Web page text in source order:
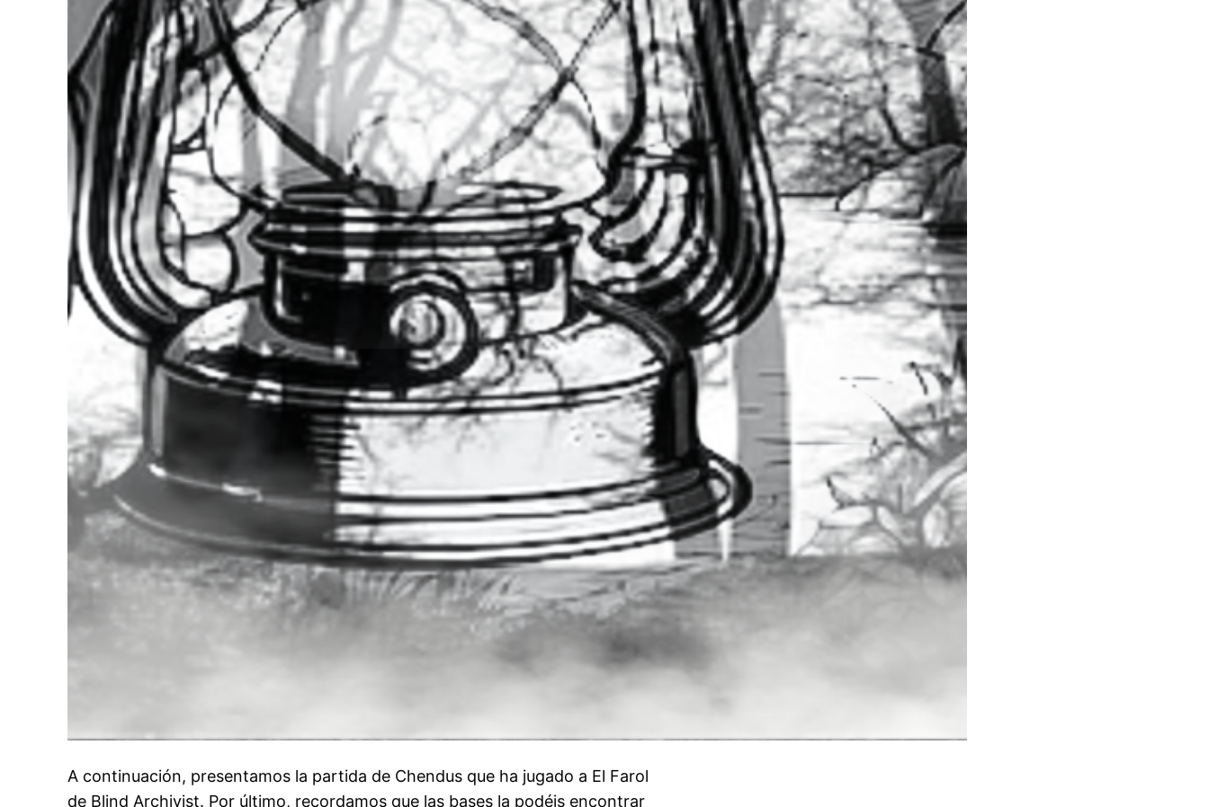
A continuación, presentamos la partida de Chendus que ha jugado a El Farol
de Blind Archivist. Por último, recordamos que las bases la podéis encontrar